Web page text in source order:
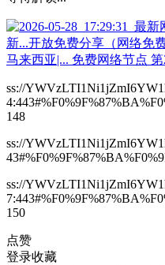
ss://
148
ss://
ss://
150
点赞
登录收藏